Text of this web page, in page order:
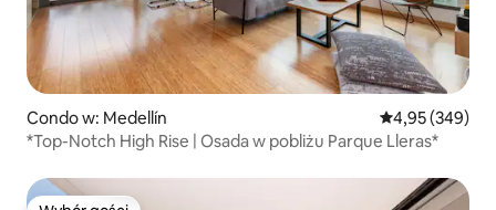
Condo w: Medellín Średnia
4,95 (349)
*Top-Notch High Rise | Osada w pobliżu Parque Lleras*